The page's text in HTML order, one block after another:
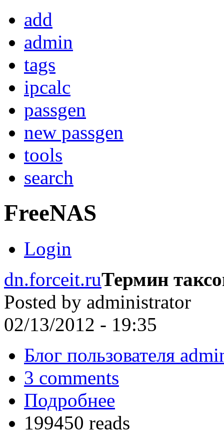
add
admin
tags
ipcalc
passgen
new passgen
tools
search
FreeNAS
Login
dn.forceit.ruТермин
Posted by administrator
02/13/2012 - 19:35
Блог пользователя
3 comments
Подробнее
199450 reads